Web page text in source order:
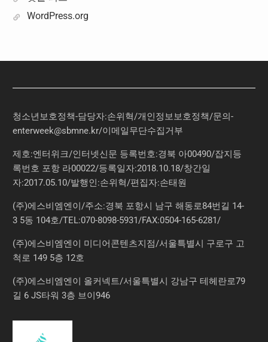
WordPress.org
청소년보호정책-담당자:손위혁/개인정보보호정책/문의-
enterweek@sbmne.kr/이메일무단수집거부
제호:엔터위크/인터넷신문 등록번호:경북 아00490/잡지등
록번호 포항 라00022/등록일자:2018.10.18/창간일
자:2017.05.10/발행인:손위혁/편집자:손태원
(주)에스비엠엔이/주소:경북 포항시 남구 해동로84번길 14-
3 5동 104호/TEL:070-8098-5931/FAX:0504-165-6281/
(주)에스비엠엔이 미디어콘텐츠지점/서울특별시 구로구 고
척로 149 5층 12호
(주)에스비엠엔이 올커넥트/서울특별시 강남구 테헤란로79
길 6 JS타워 3층 브이946